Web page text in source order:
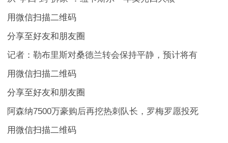
用微信扫描二维码
分享至好友和朋友圈
记者：勒布里斯对桑德兰转会保持平静，预计将有
用微信扫描二维码
分享至好友和朋友圈
阿森纳7500万豪购后再挖热刺队长，罗梅罗愿投死
用微信扫描二维码